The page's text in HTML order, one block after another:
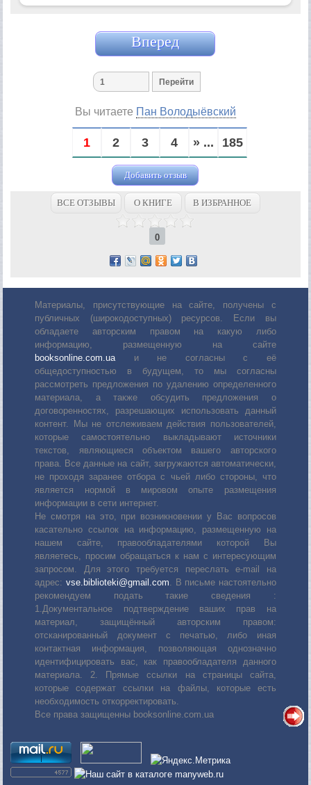
Вперед
Вы читаете Пан Володыёвский
1 2 3 4 » ... 185
Добавить отзыв
ВСЕ ОТЗЫВЫ О КНИГЕ В ИЗБРАННОЕ
0
Материалы, присутствующие на сайте, получены с
публичных (широкодоступных) ресурсов. Если вы
обладаете авторским правом на какую либо
информацию, размещенную на сайте
booksonline.com.uaи не согласны с её
общедоступностью в будущем, то мы согласны
рассмотреть предложения по удалению определенного
материала, а также обсудить предложения о
договоренностях, разрешающих использовать данный
контент. Мы не отслеживаем действия пользователей,
которые самостоятельно выкладывают источники
текстов, являющиеся объектом вашего авторского
права. Все данные на сайт, загружаются автоматически,
не проходя заранее отбора с чьей либо стороны, что
является нормой в мировом опыте размещения
информации в сети интернет.
Не смотря на это, при возникновении у Вас вопросов
касательно ссылок на информацию, размещенную на
нашем сайте, правообладателями которой Вы
являетесь, просим обращаться к нам с интересующим
запросом. Для этого требуется переслать е-mail на
адрес: vse.biblioteki@gmail.com. В письме настоятельно
рекомендуем подать такие сведения :
1.Документальное подтверждение ваших прав на
материал, защищённый авторским правом:
отсканированный документ с печатью, либо иная
контактная информация, позволяющая однозначно
идентифицировать вас, как правообладателя данного
материала. 2. Прямые ссылки на страницы сайта,
которые содержат ссылки на файлы, которые есть
необходимость откорректировать.
Все права защищенны booksonline.com.ua